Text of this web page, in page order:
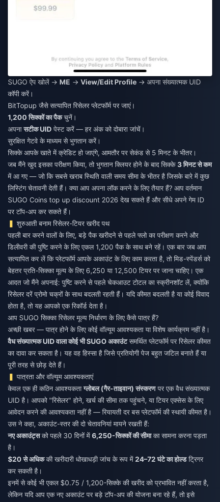
SUGO ऐप खोलें → ME → View/Edit Profile → अपना संख्यात्मक UID
कॉपी करें।
BitTopup जैसे सत्यापित रिसेलर प्लेटफॉर्म पर जाएं।
1,200 सिक्कों का पैकचुनें।
अपनासटीक UID पेस्ट करें — हर अंक को दोबारा जांचें।
सुरक्षित गेटवे के माध्यम से भुगतान करें।
सिक्के आपके खाते में क्रेडिट हो जाएंगे, आमतौर पर सेकंड से 5 मिनट के भीतर।
जब मैंने खुद इसका परीक्षण किया, तो भुगतान क्लियर होने के बाद सिक्के3 मिनट से कम
में आ गए — जो कि सबसे खराब स्थिति वाली समय सीमा के भीतर है जिसके बारे में कुछ
लिस्टिंग चेतावनी देती हैं। क्या आप अपना लॉक करने के लिए तैयार हैं? आप वर्तमान
SUGO Coins top up discount 2026 देख सकते हैं और सीधे अपने गेम ID
पर टॉप-अप कर सकते हैं।
शुरुआती बनाम रिसेलर-टियर खरीद पथ
पहली बार करने वालों के लिए, बड़े पैक खरीदने से पहले फ्लो का परीक्षण करने और
डिलीवरी की पुष्टि करने के लिए एकल 1,200 पैक के साथ बने रहें। एक बार जब आप
सत्यापित कर लें कि प्लेटफॉर्म आपके अकाउंट के लिए काम करता है, तो मिड-स्पेंडर्स को
बेहतर प्रति-सिक्का मूल्य के लिए 6,250 या 12,500 टियर पर जाना चाहिए। एक
आदत जो मैंने अपनाई: पुष्टि करने से पहले चेकआउट टोटल का स्क्रीनशॉट लें, क्योंकि
रिसेलर दरें प्रोमो चक्रों के साथ बदलती रहती हैं। यदि कीमत बदलती है या कोई विवाद
होता है, तो यह आपको एक रिकॉर्ड देता है।
आप SUGO सिक्का रिसेलर मूल्य निर्धारण के लिए कैसे पात्र हैं?
अच्छी खबर — पात्र होने के लिए कोई वॉल्यूम आवश्यकता या विशेष कार्यक्रम नहीं है।
वैध संख्यात्मक UID वाला कोई भी SUGO अकाउंटसमर्थित प्लेटफॉर्म पर रिसेलर कीमत
का दावा कर सकता है। यह वह हिस्सा है जिसे प्रतियोगी पेज बहुत जटिल बनाते हैं या
पूरी तरह से छोड़ देते हैं।
पात्रता और वॉल्यूम आवश्यकताएं
केवल एक ही कठिन आवश्यकताग्लोबल (गैर-ताइवान) संस्करणपर एक वैध संख्यात्मक
UID है। आपको "रिसेलर" होने, खर्च की सीमा तक पहुंचने, या टियर एक्सेस के लिए
आवेदन करने की आवश्यकता नहीं है — रियायती दर बस प्लेटफॉर्म की स्थायी कीमत है।
उस ने कहा, अकाउंट-स्तर की दो चेतावनियां मायने रखती हैं:
नए अकाउंट्सको पहले 30 दिनों में6,250-सिक्कों की सीमाका सामना करना पड़ता
है।
$20 से अधिककी खरीदारी धोखाधड़ी जांच के रूप में24–72 घंटे का होल्डट्रिगर
कर सकती है।
इनमें से कोई भी एकल $0.75 / 1,200-सिक्के की खरीद को प्रभावित नहीं करता है,
लेकिन यदि आप एक नए अकाउंट पर बड़े टॉप-अप की योजना बना रहे हैं, तो इसे